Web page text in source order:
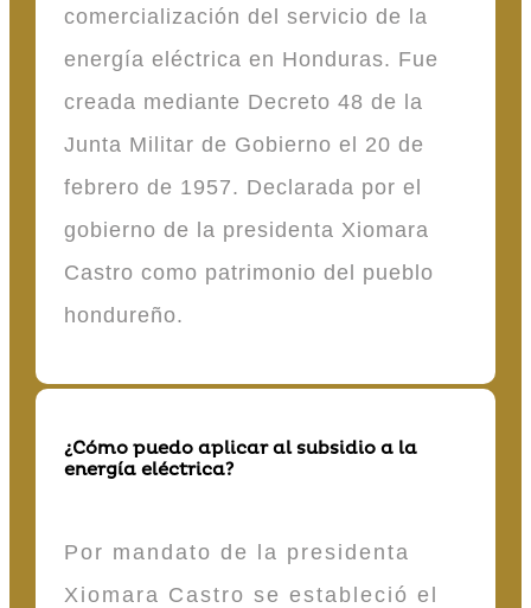
comercialización del servicio de la
energía eléctrica en Honduras. Fue
creada mediante Decreto 48 de la
Junta Militar de Gobierno el 20 de
febrero de 1957. Declarada por el
gobierno de la presidenta Xiomara
Castro como patrimonio del pueblo
hondureño.
¿Cómo puedo aplicar al subsidio a la
energía eléctrica?
Por mandato de la presidenta
Xiomara Castro se estableció el